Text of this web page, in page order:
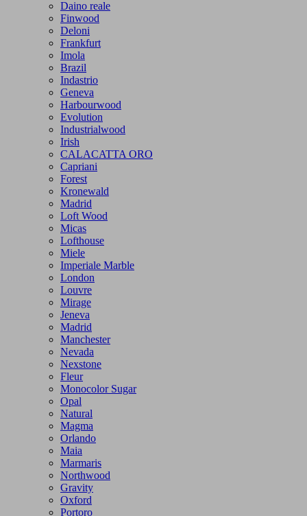
Daino reale
Finwood
Deloni
Frankfurt
Imola
Brazil
Indastrio
Geneva
Harbourwood
Evolution
Industrialwood
Irish
CALACATTA ORO
Capriani
Forest
Kronewald
Madrid
Loft Wood
Micas
Lofthouse
Miele
Imperiale Marble
London
Louvre
Mirage
Jeneva
Madrid
Manchester
Nevada
Nexstone
Fleur
Monocolor Sugar
Opal
Natural
Magma
Orlando
Maia
Marmaris
Northwood
Gravity
Oxford
Portoro